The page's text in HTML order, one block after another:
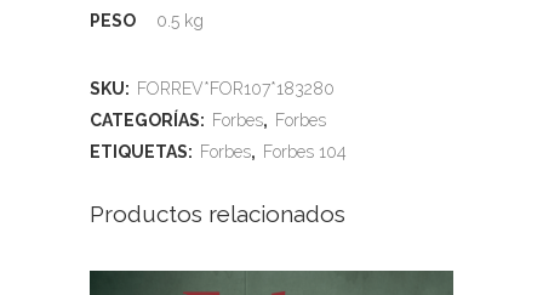
PESO 0.5 kg
SKU: FORREV*FOR107*183280
CATEGORÍAS: Forbes, Forbes
ETIQUETAS: Forbes, Forbes 104
Productos relacionados